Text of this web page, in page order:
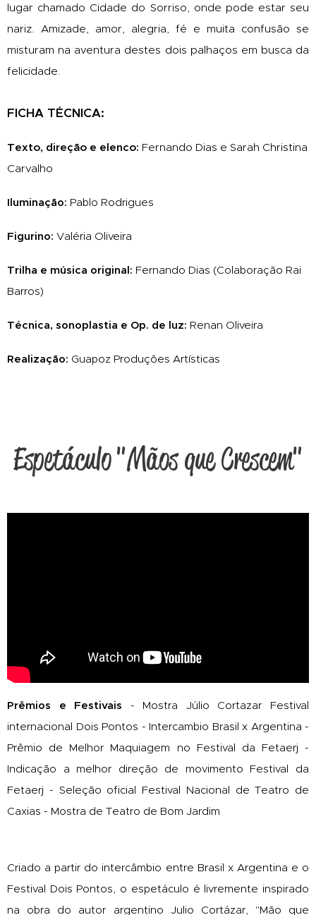
lugar chamado Cidade do Sorriso, onde pode estar seu
nariz. Amizade, amor, alegria, fé e muita confusão se
misturam na aventura destes dois palhaços em busca da
felicidade.
FICHA TÉCNICA:
Texto, direção e elenco: Fernando Dias e Sarah Christina
Carvalho
Iluminação: Pablo Rodrigues
Figurino: Valéria Oliveira
Trilha e música original: Fernando Dias (Colaboração Rai
Barros)
Técnica, sonoplastia e Op. de luz: Renan Oliveira
Realização: Guapoz Produções Artísticas
Espetáculo "Mãos que Crescem"
Prêmios e Festivais - Mostra Júlio Cortazar Festival
internacional Dois Pontos - Intercambio Brasil x Argentina -
Prêmio de Melhor Maquiagem no Festival da Fetaerj -
Indicação a melhor direção de movimento Festival da
Fetaerj - Seleção oficial Festival Nacional de Teatro de
Caxias - Mostra de Teatro de Bom Jardim
Criado a partir do intercâmbio entre Brasil x Argentina e o
Festival Dois Pontos, o espetáculo é livremente inspirado
na obra do autor argentino Julio Cortázar, "Mão que